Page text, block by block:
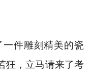
件雕刻精美的瓷
狂，立马请来了考